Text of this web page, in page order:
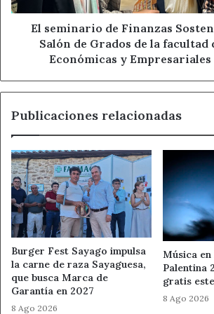
de
Grados
de
Económicas
de
la
ULE
El seminario de Finanzas
Salón de Grados de la facultad
Económicas y Empresariales
Publicaciones relacionadas
Burger Fest Sayago impulsa
la carne de raza Sayaguesa,
que busca Marca de
Garantía en 2027
8 Ago 2026
Música
Palentina
gratis
8 Ago 2026